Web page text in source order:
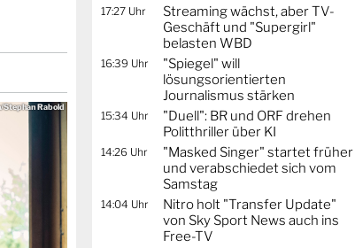
Stephan Rabold
17:27 Uhr
Streaming wächst, aber TV-
Geschäft und "Supergirl"
belasten WBD
16:39 Uhr
"Spiegel" will
lösungsorientierten
Journalismus stärken
15:34 Uhr
"Duell": BR und ORF drehen
Politthriller über KI
14:26 Uhr
"Masked Singer" startet früher
und verabschiedet sich vom
Samstag
14:04 Uhr
Nitro holt "Transfer Update"
von Sky Sport News auch ins
Free-TV